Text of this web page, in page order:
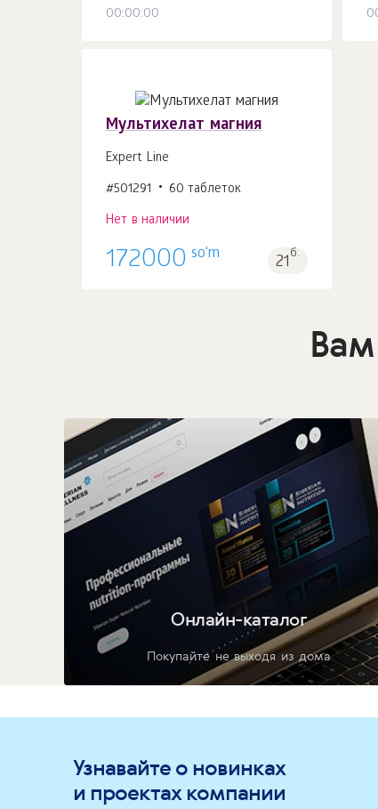
00:00:00
Мультихелат магния
Expert Line
#501291 60 таблеток
Нет в наличии
172000 so'm 21б.
Онлайн-каталог
Покупайте не выходя из дома
Узнавайте о новинках
и проектах компании